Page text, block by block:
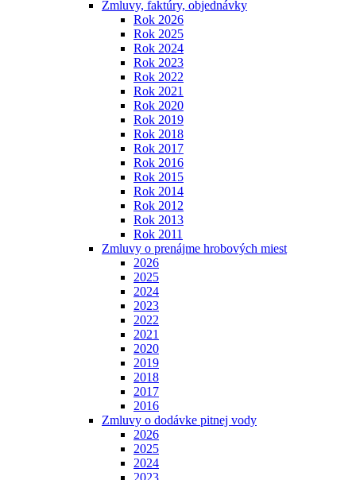
Zmluvy, faktúry, objednávky
Rok 2026
Rok 2025
Rok 2024
Rok 2023
Rok 2022
Rok 2021
Rok 2020
Rok 2019
Rok 2018
Rok 2017
Rok 2016
Rok 2015
Rok 2014
Rok 2012
Rok 2013
Rok 2011
Zmluvy o prenájme hrobových miest
2026
2025
2024
2023
2022
2021
2020
2019
2018
2017
2016
Zmluvy o dodávke pitnej vody
2026
2025
2024
2023